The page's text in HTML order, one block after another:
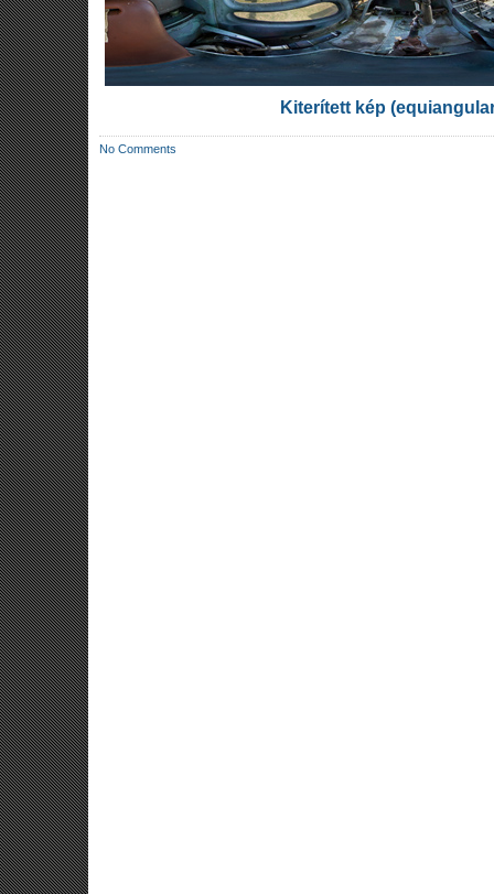
Kiterített kép
No Comments